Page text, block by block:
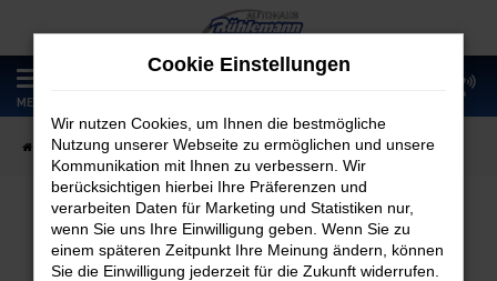
Zum
Hauptinhalt
springen
MENÜ
Startseite Fahrzeugangebote Fahrzeugmarkt
Fahrzeugmarkt
Cookie Einstellungen
Wir nutzen Cookies, um Ihnen die bestmögliche
Nutzung unserer Webseite zu ermöglichen und unsere
Kommunikation mit Ihnen zu verbessern. Wir
berücksichtigen hierbei Ihre Präferenzen und
verarbeiten Daten für Marketing und Statistiken nur,
wenn Sie uns Ihre Einwilligung geben. Wenn Sie zu
einem späteren Zeitpunkt Ihre Meinung ändern, können
Sie die Einwilligung jederzeit für die Zukunft widerrufen.